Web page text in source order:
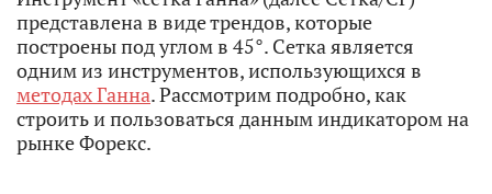
представлена в виде трендов, которые
построены под углом в 45°. Сетка является
одним из инструментов, использующихся в
методах Ганна. Рассмотрим подробно, как
строить и пользоваться данным индикатором на
рынке Форекс.